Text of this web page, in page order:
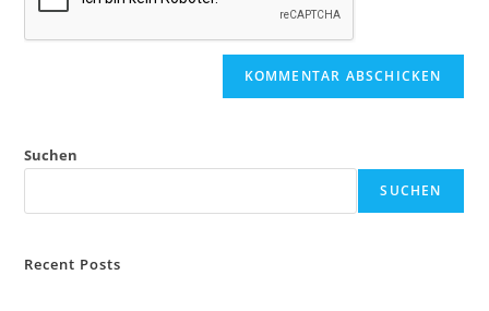
Suchen
SUCHEN
Recent Posts